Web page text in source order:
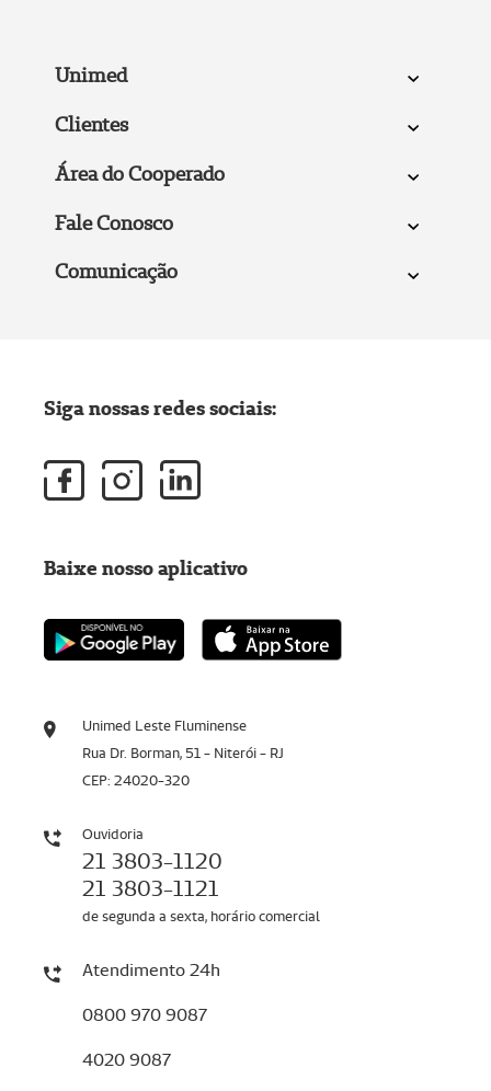
Unimed
Clientes
Área do Cooperado
Fale Conosco
Comunicação
Unimed Leste Fluminense
Rua Dr. Borman, 51 - Niterói - RJ
CEP: 24020-320
Ouvidoria
21 3803-1120
21 3803-1121
de segunda a sexta, horário comercial
Atendimento 24h
0800 970 9087
4020 9087
Siga nossas redes sociais:
Baixe nosso aplicativo